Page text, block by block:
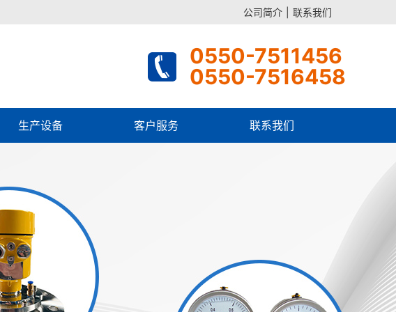
公司简介 联系我们
0550-7511456
0550-7516458
生产设备 客户服务 联系我们